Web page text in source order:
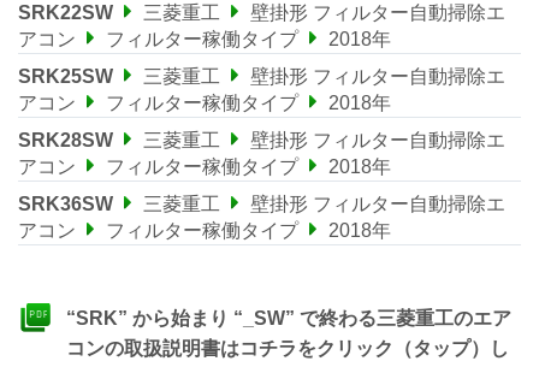
SRK22SW 三菱重工
壁掛形 フィルター自動掃除エ
アコン
フィルター稼働タイプ
2018年
SRK25SW
三菱重工
壁掛形 フィルター自動掃除エ
アコン
フィルター稼働タイプ
2018年
SRK28SW
三菱重工
壁掛形 フィルター自動掃除エ
アコン
フィルター稼働タイプ
2018年
SRK36SW
三菱重工
壁掛形 フィルター自動掃除エ
アコン
フィルター稼働タイプ 2018年
“SRK” から始まり “_SW” で終わる三菱重工のエア
コンの取扱説明書はコチラをクリック（タップ）し